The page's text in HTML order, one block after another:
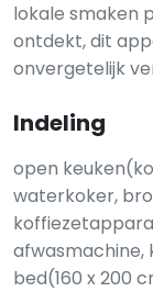
lokale smaken
ontdekt, dit
onvergetelijk
Indeling
open
waterkoker,
bed(160 x 200